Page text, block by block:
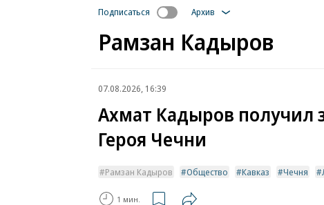
Подписаться Архив
Рамзан Кадыров
07.08.2026, 16:39
Ахмат Кадыров получил
Героя Чечни
Рамзан Кадыров Общество Кавказ Чечня
1 мин.